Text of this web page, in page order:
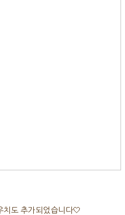
치도 추가되었습니다🤍